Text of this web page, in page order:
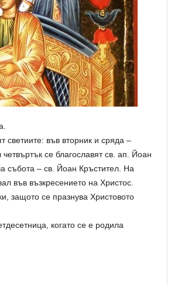
светиите: във вторник и сряда –
се благославят св. ап. Йоан
събота – св. Йоан Кръстител. На
във възкресението на Христос.
защото се празнува Христовото
когато се е родила